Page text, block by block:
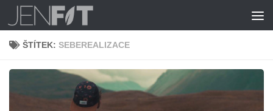
Skip to content
ŠTÍTEK: SEBEREALIZACE